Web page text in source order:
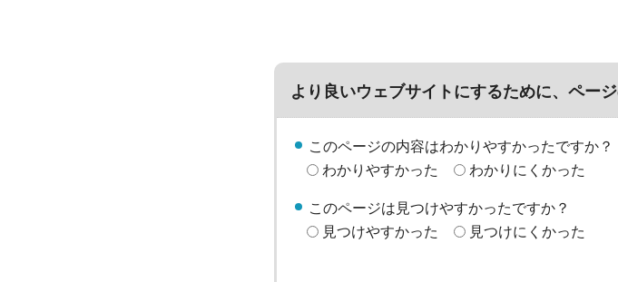
より良いウェブサイトにするために、ペー
このページの内容はわかりやすかったですか？
わかりやすかった
わかりにくかった
このページは見つけやすかったですか？
見つけやすかった
見つけにくかった